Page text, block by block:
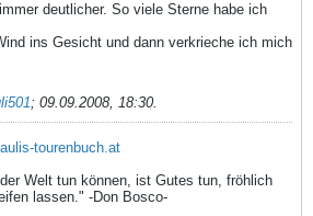
deutlicher. So viele Sterne habe ich
ins Gesicht und dann verkrieche ich mich
; 09.09.2008, 18:30.
tourenbuch.at
Welt tun können, ist Gutes tun, fröhlich
lassen." -Don Bosco-